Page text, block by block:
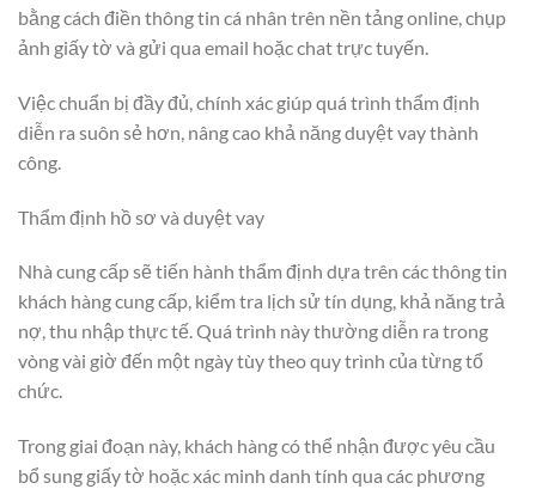
bằng cách điền thông tin cá nhân trên nền tảng online, chụp
ảnh giấy tờ và gửi qua email hoặc chat trực tuyến.
Việc chuẩn bị đầy đủ, chính xác giúp quá trình thẩm định
diễn ra suôn sẻ hơn, nâng cao khả năng duyệt vay thành
công.
Thẩm định hồ sơ và duyệt vay
Nhà cung cấp sẽ tiến hành thẩm định dựa trên các thông tin
khách hàng cung cấp, kiểm tra lịch sử tín dụng, khả năng trả
nợ, thu nhập thực tế. Quá trình này thường diễn ra trong
vòng vài giờ đến một ngày tùy theo quy trình của từng tổ
chức.
Trong giai đoạn này, khách hàng có thể nhận được yêu cầu
bổ sung giấy tờ hoặc xác minh danh tính qua các phương